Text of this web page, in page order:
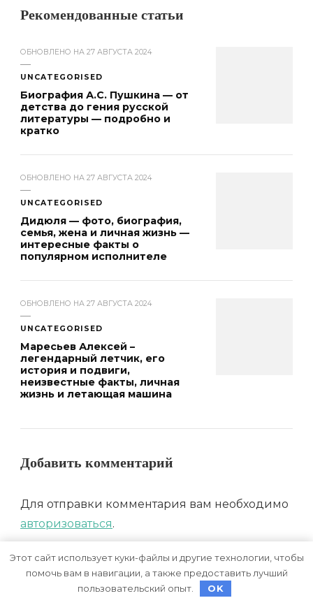
Рекомендованные статьи
ОБНОВЛЕНО НА 27 АВГУСТА 2024
UNCATEGORISED
Биография А.С. Пушкина — от
детства до гения русской
литературы — подробно и
кратко
ОБНОВЛЕНО НА 27 АВГУСТА 2024
UNCATEGORISED
Дидюля — фото, биография,
семья, жена и личная жизнь —
интересные факты о
популярном исполнителе
ОБНОВЛЕНО НА 27 АВГУСТА 2024
UNCATEGORISED
Маресьев Алексей –
легендарный летчик, его
история и подвиги,
неизвестные факты, личная
жизнь и летающая машина
Добавить комментарий
Для отправки комментария вам необходимо
авторизоваться.
Этот сайт использует куки-файлы и другие технологии, чтобы
помочь вам в навигации, а также предоставить лучший
пользовательский опыт.
OK